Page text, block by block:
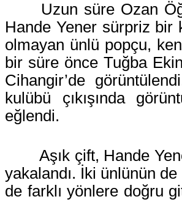
Uzun süre Ozan
Hande Yener sürpriz bir
olmayan ünlü popçu,
bir süre önce Tuğba
Cihangir’de
kulübü çıkışında
eğlendi.
Aşık çift, Hande
yakalandı. İki ünlünün
de farklı yönlere doğru